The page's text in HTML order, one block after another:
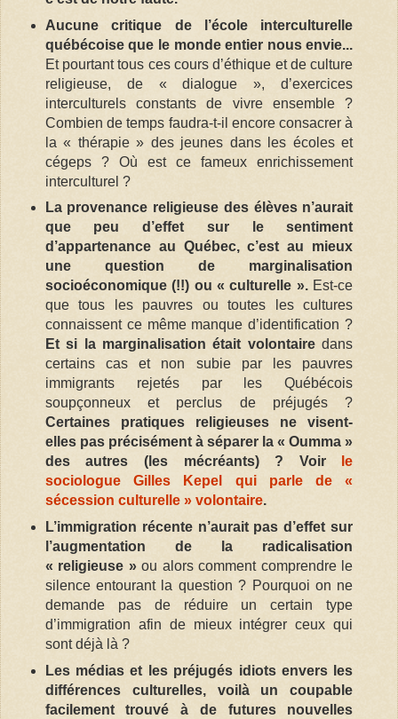
Aucune critique de l’école interculturelle
québécoise que le monde entier nous envie...
Et pourtant tous ces cours d’éthique et de culture
religieuse, de « dialogue », d’exercices
interculturels constants de vivre ensemble ?
Combien de temps faudra-t-il encore consacrer à
la « thérapie » des jeunes dans les écoles et
cégeps ? Où est ce fameux enrichissement
interculturel ?
La provenance religieuse des élèves n’aurait
que peu d’effet sur le sentiment
d’appartenance au Québec, c’est au mieux
une question de marginalisation
socioéconomique (!!) ou « culturelle ». Est-ce
que tous les pauvres ou toutes les cultures
connaissent ce même manque d’identification ?
Et si la marginalisation était volontairedans
certains cas et non subie par les pauvres
immigrants rejetés par les Québécois
soupçonneux et perclus de préjugés ?
Certaines pratiques religieuses ne visent-
elles pas précisément à séparer la « Oumma »
des autres (les mécréants) ? Voir
le
sociologue Gilles Kepel qui parle de «
sécession culturelle » volontaire.
L’immigration récente n’aurait pas d’effet sur
l’augmentation de la radicalisation
« religieuse »ou alors comment comprendre le
silence entourant la question ? Pourquoi on ne
demande pas de réduire un certain type
d’immigration afin de mieux intégrer ceux qui
sont déjà là ?
Les médias et les préjugés idiots envers les
différences culturelles, voilà un coupable
facilement trouvé à de futures nouvelles